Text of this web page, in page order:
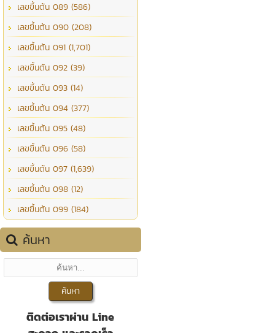
เลขขึ้นต้น 089 (586)
เลขขึ้นต้น 090 (208)
เลขขึ้นต้น 091 (1,701)
เลขขึ้นต้น 092 (39)
เลขขึ้นต้น 093 (14)
เลขขึ้นต้น 094 (377)
เลขขึ้นต้น 095 (48)
เลขขึ้นต้น 096 (58)
เลขขึ้นต้น 097 (1,639)
เลขขึ้นต้น 098 (12)
เลขขึ้นต้น 099 (184)
ค้นหา
ติดต่อเราผ่าน Line